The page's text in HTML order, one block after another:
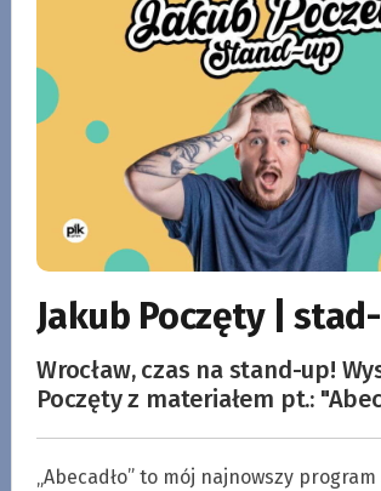
Jakub Poczęty |
Wrocław, czas na stand-up!
Poczęty z materiałem pt.:
„Abecadło” to mój najnowszy